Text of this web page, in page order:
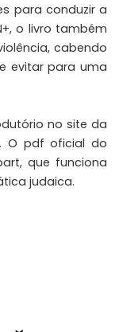
para conduzir a
o livro também
cabendo
evitar para uma
nosite da
O pdf oficial do
que funciona
judaica.